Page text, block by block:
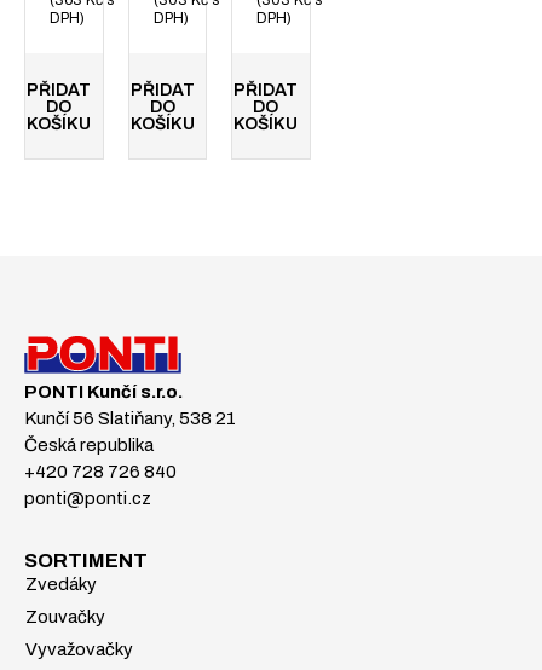
DPH
PŘIDAT
DO
KOŠÍKU
DPH
PŘIDAT
DO
KOŠÍKU
DPH
PŘIDAT
DO
KOŠÍKU
PONTI Kunčí s.r.o.
Kunčí 56 Slatiňany, 538 21
Česká republika
+420 728 726 840
ponti@ponti.cz
SORTIMENT
Zvedáky
Zouvačky
Vyvažovačky